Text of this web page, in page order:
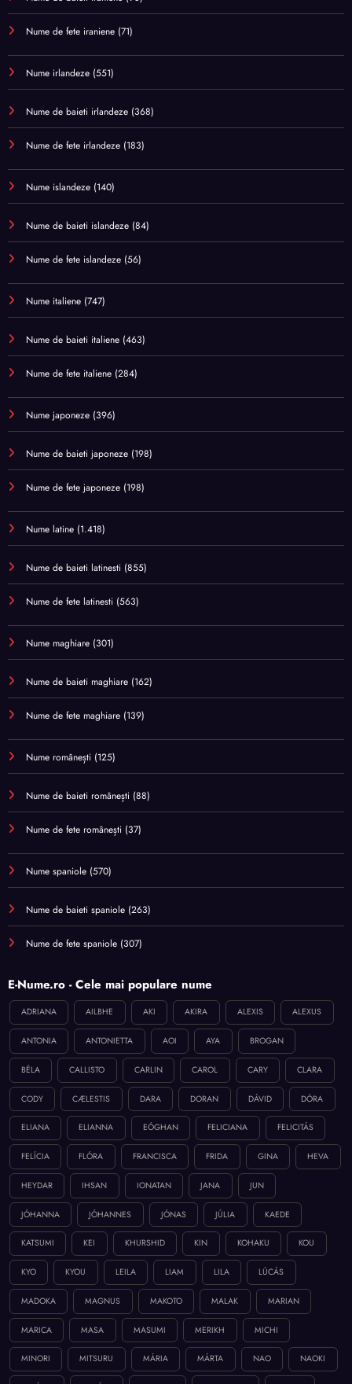
Nume de fete iraniene (71)
Nume irlandeze (551)
Nume de baieti irlandeze (368)
Nume de fete irlandeze (183)
Nume islandeze (140)
Nume de baieti islandeze (84)
Nume de fete islandeze (56)
Nume italiene (747)
Nume de baieti italiene (463)
Nume de fete italiene (284)
Nume japoneze (396)
Nume de baieti japoneze (198)
Nume de fete japoneze (198)
Nume latine (1.418)
Nume de baieti latinesti (855)
Nume de fete latinesti (563)
Nume maghiare (301)
Nume de baieti maghiare (162)
Nume de fete maghiare (139)
Nume românești (125)
Nume de baieti românești (88)
Nume de fete românești (37)
Nume spaniole (570)
Nume de baieti spaniole (263)
Nume de fete spaniole (307)
E-Nume.ro - Cele mai populare nume
ADRIANA AILBHE AKI AKIRA ALEXIS ALEXUS
ANTONIA ANTONIETTA AOI AYA BROGAN
BÉLA CALLISTO CARLIN CAROL CARY CLARA
CODY CÆLESTIS DARA DORAN DÁVID DÓRA
ELIANA ELIANNA EÓGHAN FELICIANA FELICITÁS
FELÍCIA FLÓRA FRANCISCA FRIDA GINA HEVA
HEYDAR IHSAN IONATAN JANA JUN
JÓHANNA JÓHANNES JÓNAS JÚLIA KAEDE
KATSUMI KEI KHURSHID KIN KOHAKU KOU
KYO KYOU LEILA LIAM LILA LÚCÁS
MADOKA MAGNUS MAKOTO MALAK MARIAN
MARICA MASA MASUMI MERIKH MICHI
MINORI MITSURU MÁRIA MÁRTA NAO NAOKI